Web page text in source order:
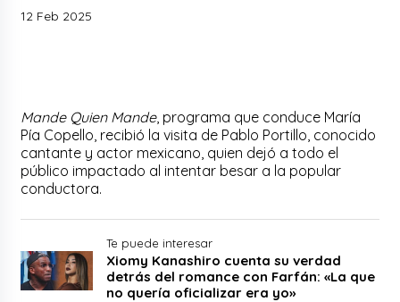
12 Feb 2025
Mande Quien Mande, programa que conduce María
Pía Copello, recibió la visita de Pablo Portillo, conocido
cantante y actor mexicano, quien dejó a todo el
público impactado al intentar besar a la popular
conductora.
Te puede interesar
Xiomy Kanashiro cuenta su verdad
detrás del romance con Farfán: «La que
no quería oficializar era yo»